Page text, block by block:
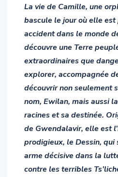
La vie de Camille, une
bascule le jour où elle
accident dans le monde
découvre une Terre
extraordinaires que
explorer, accompagnée
découvrir non seulement
nom, Ewilan, mais aussi
racines et sa destinée.
de Gwendalavir, elle est
prodigieux, le Dessin, qui
arme décisive dans la
contre les terribles